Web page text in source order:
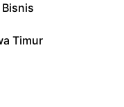
Timur